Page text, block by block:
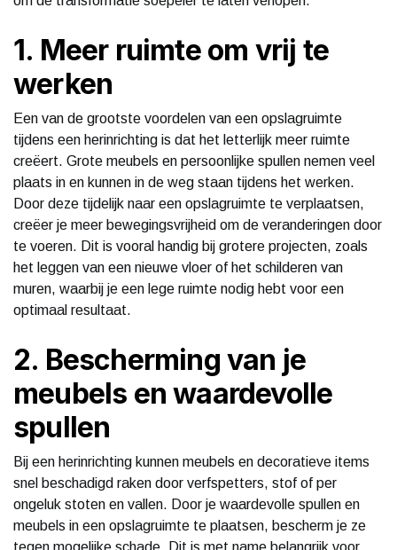
1. Meer ruimte om vrij te
werken
Een van de grootste voordelen van een opslagruimte
tijdens een herinrichting is dat het letterlijk meer ruimte
creëert. Grote meubels en persoonlijke spullen nemen veel
plaats in en kunnen in de weg staan tijdens het werken.
Door deze tijdelijk naar een opslagruimte te verplaatsen,
creëer je meer bewegingsvrijheid om de veranderingen door
te voeren. Dit is vooral handig bij grotere projecten, zoals
het leggen van een nieuwe vloer of het schilderen van
muren, waarbij je een lege ruimte nodig hebt voor een
optimaal resultaat.
2. Bescherming van je
meubels en waardevolle
spullen
Bij een herinrichting kunnen meubels en decoratieve items
snel beschadigd raken door verfspetters, stof of per
ongeluk stoten en vallen. Door je waardevolle spullen en
meubels in een opslagruimte te plaatsen, bescherm je ze
tegen mogelijke schade. Dit is met name belangrijk voor